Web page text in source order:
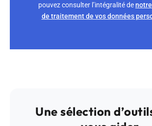
pouvez consulter l’intégralité de
de traitement de vos données
Une sélection